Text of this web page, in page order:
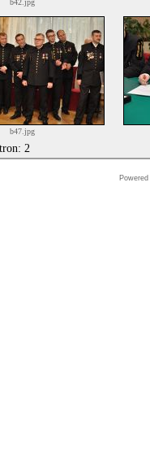
b42.jpg
b47.jpg
2